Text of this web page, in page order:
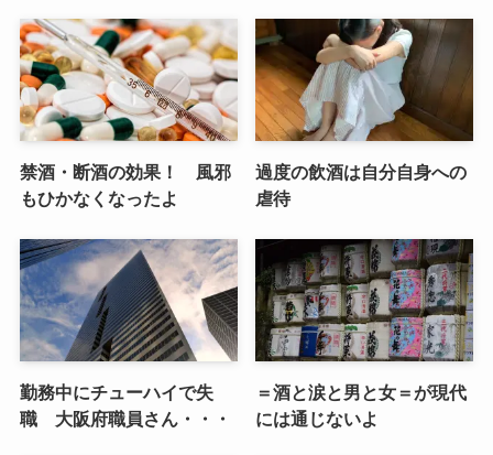
禁酒・断酒の効果！ 風邪
もひかなくなったよ
過度の飲酒は自分自身への
虐待
勤務中にチューハイで失
職 大阪府職員さん・・・
＝酒と涙と男と女＝が現代
には通じないよ